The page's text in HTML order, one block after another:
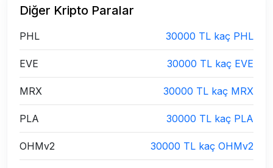
Diğer Kripto Paralar
PHL 30000 TL kaç PHL
EVE 30000 TL kaç EVE
MRX 30000 TL kaç MRX
PLA 30000 TL kaç PLA
OHMv2 30000 TL kaç OHMv2